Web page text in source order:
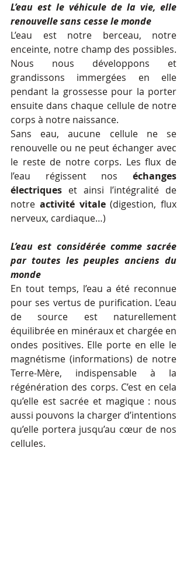
L’eau est le véhicule de la vie, elle
renouvelle sans cesse le monde
L’eau est notre berceau, notre
enceinte, notre champ des possibles.
Nous nous développons et
grandissons immergées en elle
pendant la grossesse pour la porter
ensuite dans chaque cellule de notre
corps à notre naissance.
Sans eau, aucune cellule ne se
renouvelle ou ne peut échanger avec
le reste de notre corps. Les flux de
l’eau régissent nos échanges
électriques et ainsi l’intégralité de
notre activité vitale (digestion, flux
nerveux, cardiaque…)
L’eau est considérée comme sacrée
par toutes les peuples anciens du
monde
En tout temps, l’eau a été reconnue
pour ses vertus de purification. L’eau
de source est naturellement
équilibrée en minéraux et chargée en
ondes positives. Elle porte en elle le
magnétisme (informations) de notre
Terre-Mère, indispensable à la
régénération des corps. C’est en cela
qu’elle est sacrée et magique : nous
aussi pouvons la charger d’intentions
qu’elle portera jusqu’au cœur de nos
cellules.